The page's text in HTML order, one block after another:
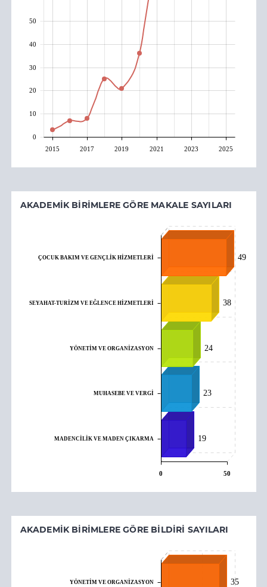
2015 2017 2019 2021 2023 2025
0
10
20
30
40
50
AKADEMIK BIRIMLERE GÖRE MAKALE SAYILARI
49
38
24
23
19
ÇOCUK BAKIM VE GENÇLİK HİZMETLERİ
SEYAHAT-TURİZM VE EĞLENCE HİZMETLERİ
YÖNETİM VE ORGANİZASYON
MUHASEBE VE VERGİ
MADENCİLİK VE MADEN ÇIKARMA
0 50
AKADEMIK BIRIMLERE GÖRE BILDIRI SAYILARI
35
YÖNETİM VE ORGANİZASYON